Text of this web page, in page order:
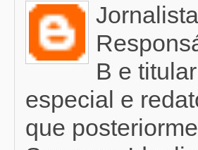
B e
especial e
que